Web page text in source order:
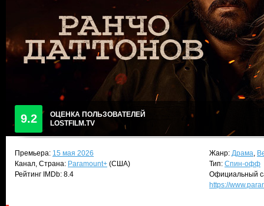
9.2
ОЦЕНКА ПОЛЬЗОВАТЕЛЕЙ
LOSTFILM.TV
Премьера: 15 мая 2026
Канал, Страна: Paramount+ (США)
Рейтинг IMDb: 8.4
Жанр: Драма,
Тип: Спин-офф
Официальный
https://